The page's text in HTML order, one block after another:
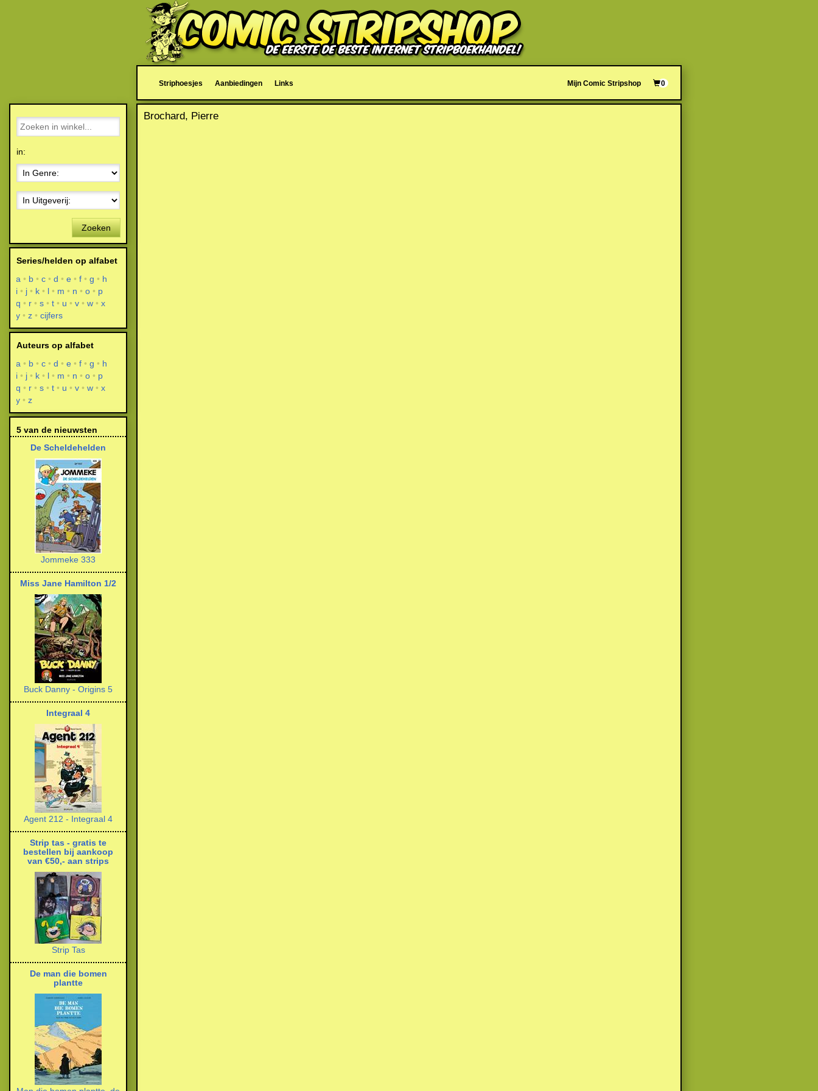
Striphoesjes Aanbiedingen Links Mijn Comic Stripshop 0
Brochard, Pierre
in:
Zoeken
Series/helden op alfabet
a
b c d e f g
h
i
j k l m n o
p
q
r s t u v w
x
y
z cijfers
Auteurs op alfabet
a
b c d e f g
h
i
j k l m n o
p
q
r s t u v w
x
y
z
5 van de nieuwsten
De Scheldehelden
Jommeke 333
Miss Jane Hamilton 1/2
Buck Danny - Origins 5
Integraal 4
Agent 212 - Integraal 4
Strip tas - gratis te
bestellen bij aankoop
van €50,- aan strips
Strip Tas
De man die bomen
plantte